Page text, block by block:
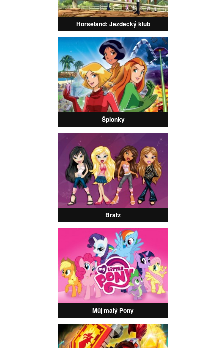
Horseland: Jezdecký klub
Špionky
Bratz
Můj malý Pony